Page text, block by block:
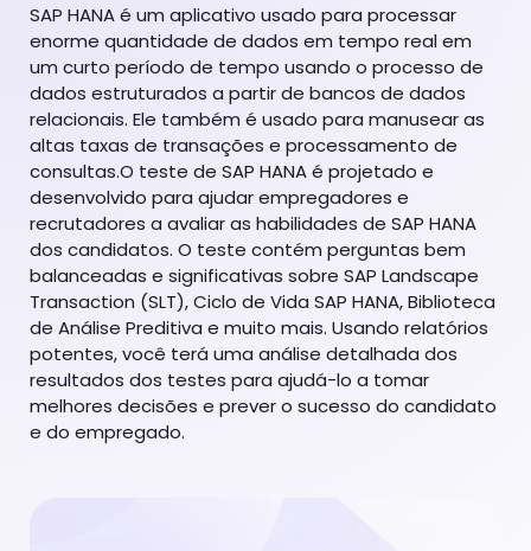
SAP HANA é um aplicativo usado para processar
enorme quantidade de dados em tempo real em
um curto período de tempo usando o processo de
dados estruturados a partir de bancos de dados
relacionais. Ele também é usado para manusear as
altas taxas de transações e processamento de
consultas.O teste de SAP HANA é projetado e
desenvolvido para ajudar empregadores e
recrutadores a avaliar as habilidades de SAP HANA
dos candidatos. O teste contém perguntas bem
balanceadas e significativas sobre SAP Landscape
Transaction (SLT), Ciclo de Vida SAP HANA, Biblioteca
de Análise Preditiva e muito mais. Usando relatórios
potentes, você terá uma análise detalhada dos
resultados dos testes para ajudá-lo a tomar
melhores decisões e prever o sucesso do candidato
e do empregado.